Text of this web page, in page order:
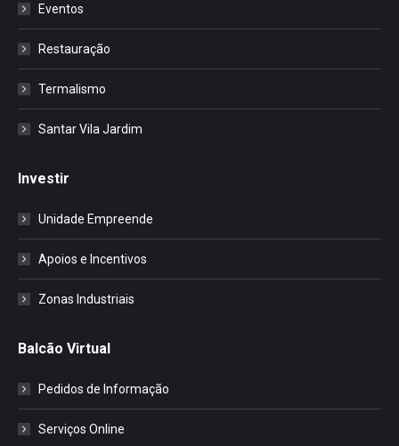
Eventos
Restauração
Termalismo
Santar Vila Jardim
Investir
Unidade Empreende
Apoios e Incentivos
Zonas Industriais
Balcão Virtual
Pedidos de Informação
Serviços Online